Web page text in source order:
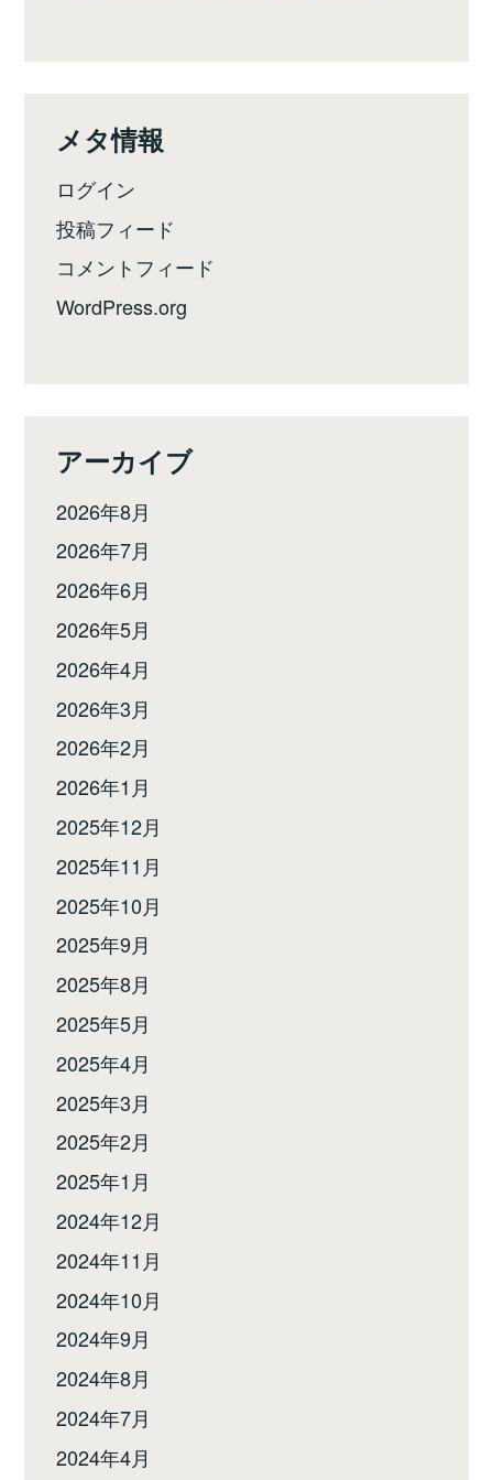
メタ情報
ログイン
投稿フィード
コメントフィード
WordPress.org
アーカイブ
2026年8月
2026年7月
2026年6月
2026年5月
2026年4月
2026年3月
2026年2月
2026年1月
2025年12月
2025年11月
2025年10月
2025年9月
2025年8月
2025年5月
2025年4月
2025年3月
2025年2月
2025年1月
2024年12月
2024年11月
2024年10月
2024年9月
2024年8月
2024年7月
2024年4月